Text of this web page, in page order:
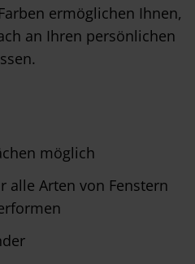
ermöglichen Ihnen,
an Ihren persönlichen
möglich
alle Arten von Fenstern